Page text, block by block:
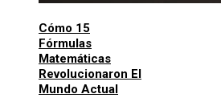
Cómo 15
Fórmulas
Matemáticas
Revolucionaron El
Mundo Actual